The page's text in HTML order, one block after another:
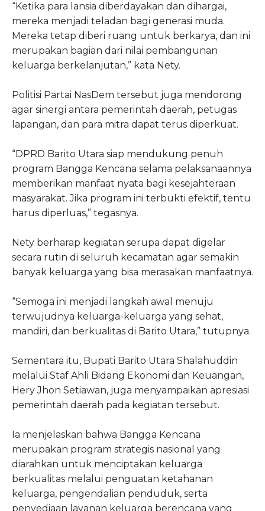
“Ketika para lansia diberdayakan dan dihargai,
mereka menjadi teladan bagi generasi muda.
Mereka tetap diberi ruang untuk berkarya, dan ini
merupakan bagian dari nilai pembangunan
keluarga berkelanjutan,” kata Nety.
Politisi Partai NasDem tersebut juga mendorong
agar sinergi antara pemerintah daerah, petugas
lapangan, dan para mitra dapat terus diperkuat.
“DPRD Barito Utara siap mendukung penuh
program Bangga Kencana selama pelaksanaannya
memberikan manfaat nyata bagi kesejahteraan
masyarakat. Jika program ini terbukti efektif, tentu
harus diperluas,” tegasnya.
Nety berharap kegiatan serupa dapat digelar
secara rutin di seluruh kecamatan agar semakin
banyak keluarga yang bisa merasakan manfaatnya.
“Semoga ini menjadi langkah awal menuju
terwujudnya keluarga-keluarga yang sehat,
mandiri, dan berkualitas di Barito Utara,” tutupnya.
Sementara itu, Bupati Barito Utara Shalahuddin
melalui Staf Ahli Bidang Ekonomi dan Keuangan,
Hery Jhon Setiawan, juga menyampaikan apresiasi
pemerintah daerah pada kegiatan tersebut.
Ia menjelaskan bahwa Bangga Kencana
merupakan program strategis nasional yang
diarahkan untuk menciptakan keluarga
berkualitas melalui penguatan ketahanan
keluarga, pengendalian penduduk, serta
penyediaan layanan keluarga berencana yang